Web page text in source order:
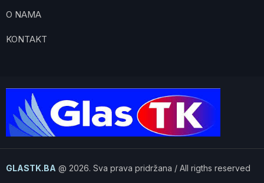
O NAMA
KONTAKT
GLASTK.BA @ 2026. Sva prava pridržana / All rigths reserved